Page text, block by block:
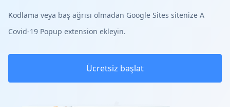
Kodlama veya baş ağrısı olmadan Google Sites sitenize A
Covid-19 Popup extension ekleyin.
Ücretsiz başlat